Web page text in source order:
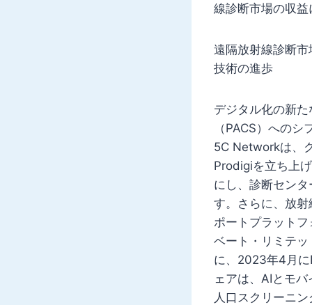
線診断市場の収
遠隔放射線診断
技術の進歩
デジタル化の新
（PACS）への
5C Networkは、
Prodigiを立ち上
にし、診断セン
す。さらに、放
ポートプラット
ベート・リミテ
に、2023年4月
ェアは、AIとモ
人口スクリーニ